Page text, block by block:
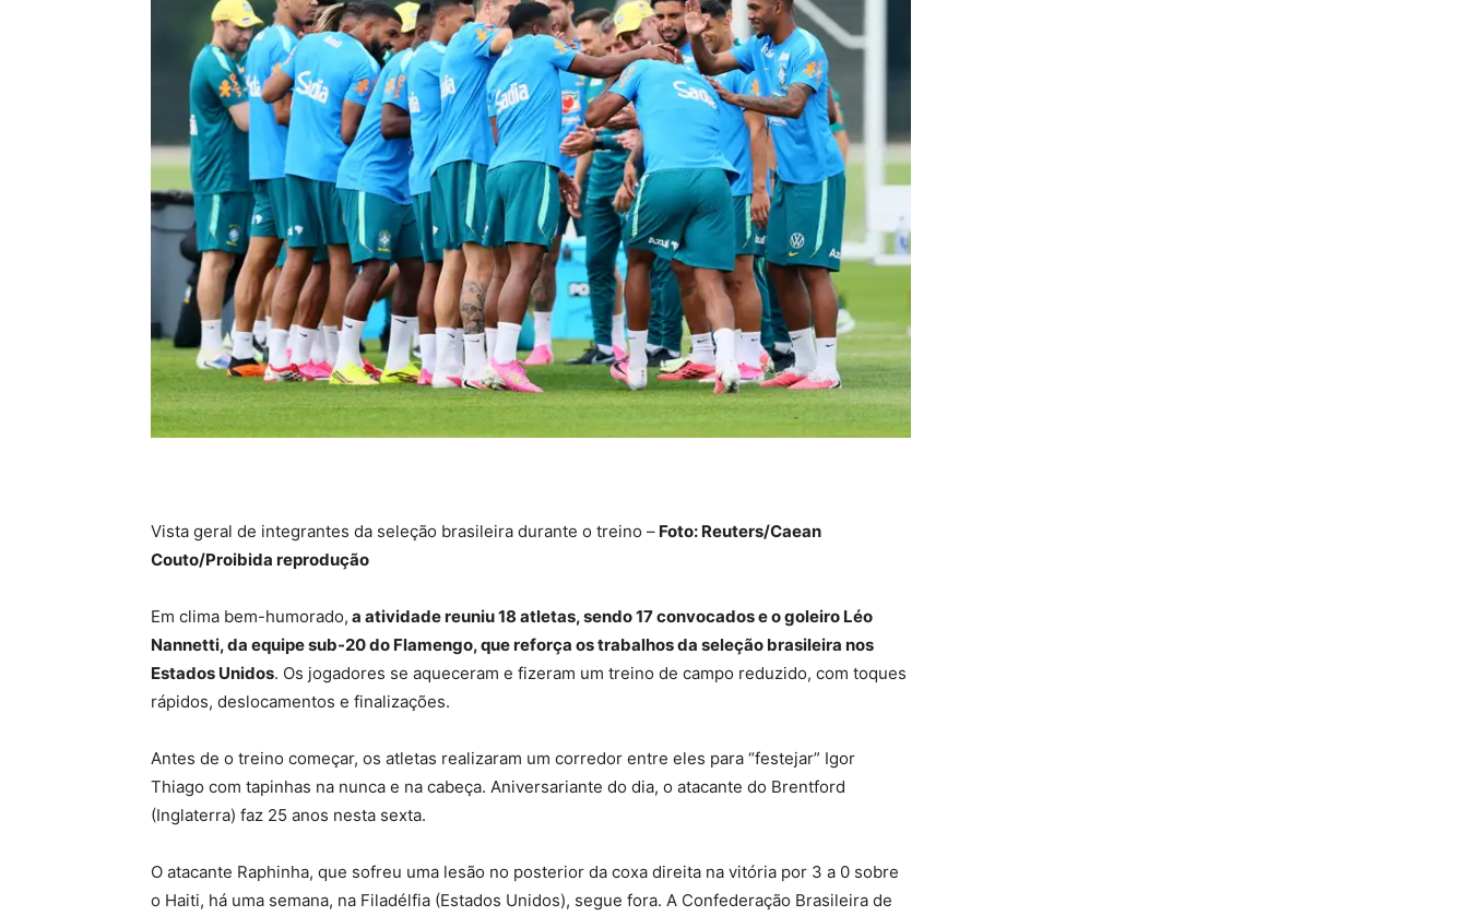
Vista geral de integrantes da seleção brasileira durante o treino – Foto: Reuters/Caean
Couto/Proibida reprodução
Em clima bem-humorado, a atividade reuniu 18 atletas, sendo 17 convocados e o goleiro Léo
Nannetti, da equipe sub-20 do Flamengo, que reforça os trabalhos da seleção brasileira nos
Estados Unidos. Os jogadores se aqueceram e fizeram um treino de campo reduzido, com toques
rápidos, deslocamentos e finalizações.
Antes de o treino começar, os atletas realizaram um corredor entre eles para “festejar” Igor
Thiago com tapinhas na nunca e na cabeça. Aniversariante do dia, o atacante do Brentford
(Inglaterra) faz 25 anos nesta sexta.
O atacante Raphinha, que sofreu uma lesão no posterior da coxa direita na vitória por 3 a 0 sobre
o Haiti, há uma semana, na Filadélfia (Estados Unidos), segue fora. A Confederação Brasileira de